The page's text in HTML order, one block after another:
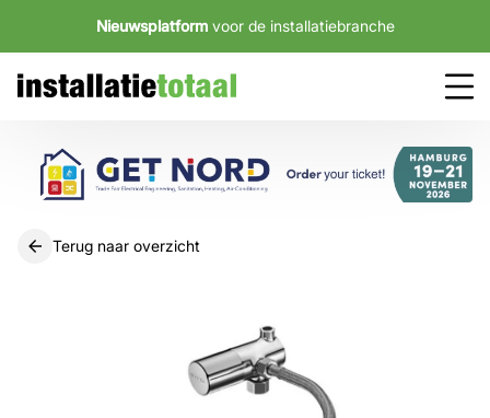
Nieuwsplatform voor de installatiebranche
Terug naar overzicht